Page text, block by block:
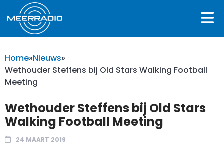
Home»Nieuws»
Wethouder Steffens bij Old Stars Walking Football
Meeting
Wethouder Steffens bij Old Stars
Walking Football Meeting
24 MAART 2019